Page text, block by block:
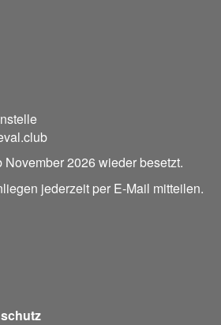
2026 wieder besetzt.
jederzeit per E-Mail mitteilen.